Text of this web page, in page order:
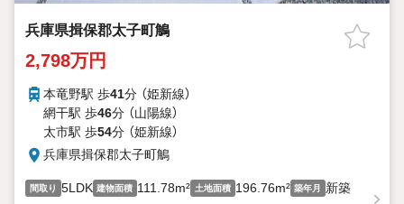
兵庫県揖保郡太子町鵤
2,798万円
本竜野駅 歩41分 （姫新線）
網干駅 歩46分 （山陽線）
太市駅 歩54分 （姫新線）
兵庫県揖保郡太子町鵤
間取り 5LDK 建物面積 111.78m² 土地面積 196.76m² 築年月 新築